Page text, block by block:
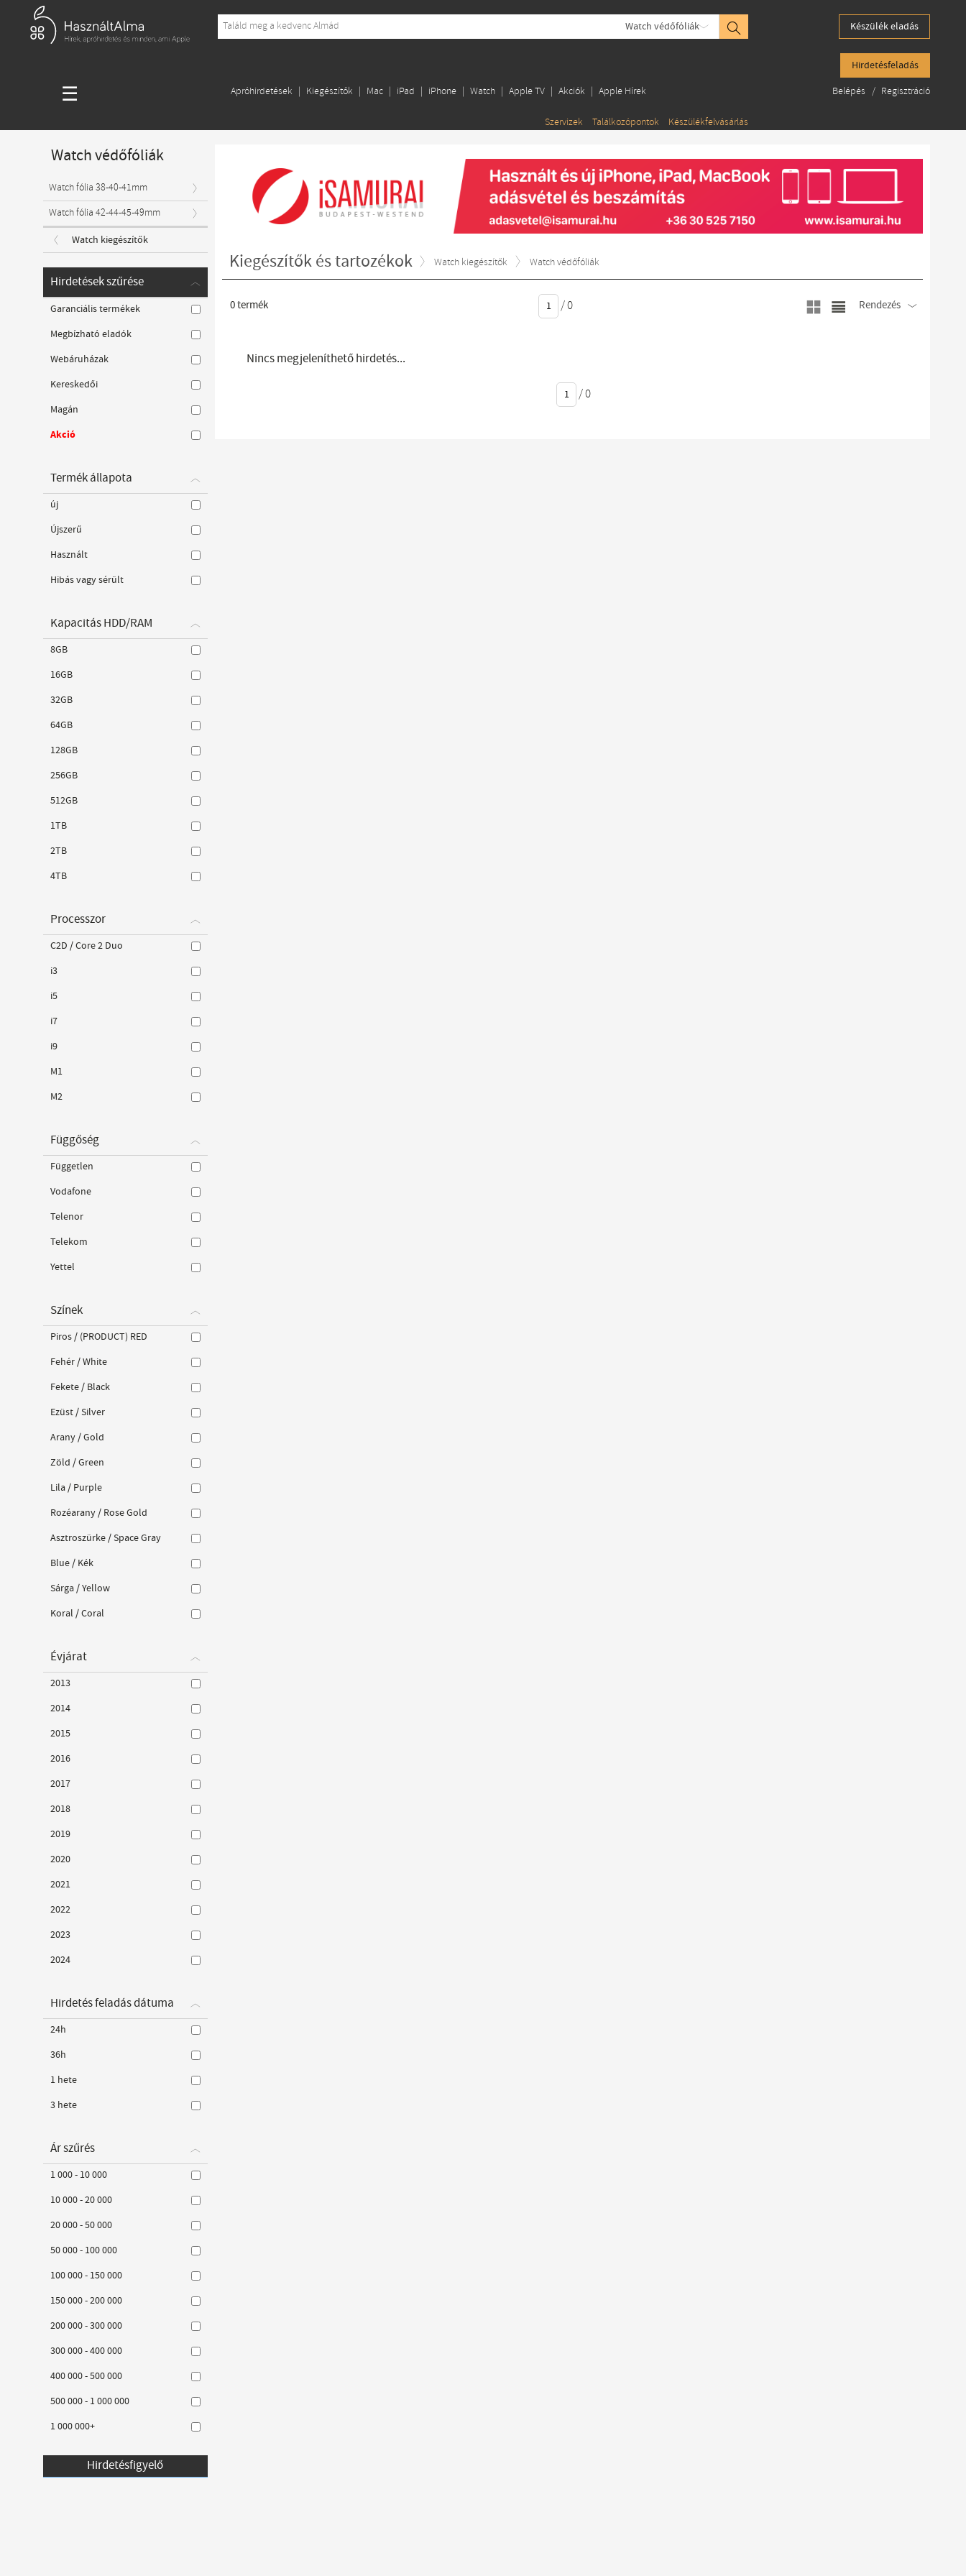
Watch védőfóliák Készülék eladás
Hirdetésfeladás
☰ Apróhirdetések Kiegészítők Mac iPad iPhone Watch Apple TV Akciók Apple Hírek
Szervizek Találkozópontok Készülékfelvásárlás
Belépés / Regisztráció
Kiegészítők és tartozékok Watch kiegészítők Watch védőfóliák
0termék /0 Rendezés
Nincs megjeleníthető hirdetés...
/0
Watch védőfóliák
Watch fólia 38-40-41mm
Watch fólia 42-44-45-49mm
Watch kiegészítők
Hirdetések szűrése
Garanciális termékek
Megbízható eladók
Webáruházak
Kereskedői
Magán
Akció
Termék állapota
új
Újszerű
Használt
Hibás vagy sérült
Kapacitás HDD/RAM
8GB
16GB
32GB
64GB
128GB
256GB
512GB
1TB
2TB
4TB
Processzor
C2D / Core 2 Duo
i3
i5
i7
i9
M1
M2
Függőség
Független
Vodafone
Telenor
Telekom
Yettel
Színek
Piros / (PRODUCT) RED
Fehér / White
Fekete / Black
Ezüst / Silver
Arany / Gold
Zöld / Green
Lila / Purple
Rozéarany / Rose Gold
Asztroszürke / Space Gray
Blue / Kék
Sárga / Yellow
Koral / Coral
Évjárat
2013
2014
2015
2016
2017
2018
2019
2020
2021
2022
2023
2024
Hirdetés feladás dátuma
24h
36h
1 hete
3 hete
Ár szűrés
1 000 - 10 000
10 000 - 20 000
20 000 - 50 000
50 000 - 100 000
100 000 - 150 000
150 000 - 200 000
200 000 - 300 000
300 000 - 400 000
400 000 - 500 000
500 000 - 1 000 000
1 000 000+
Hirdetésfigyelő